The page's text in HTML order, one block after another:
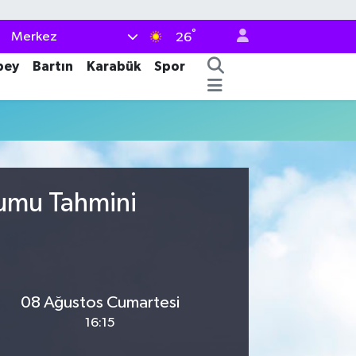
Merkez 26°
Bartın Karabük
Spor
Tahmini
08 Ağustos Cumartesi
16:15